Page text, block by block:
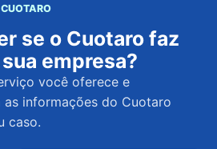
se o Cuotaro faz
empresa?
você oferece e
as informações do Cuotaro
caso.